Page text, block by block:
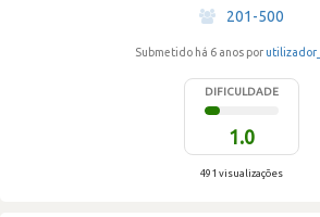
·
201-500
Submetido há 6 anos por
DIFICULDADE
1.0
491 visualizações